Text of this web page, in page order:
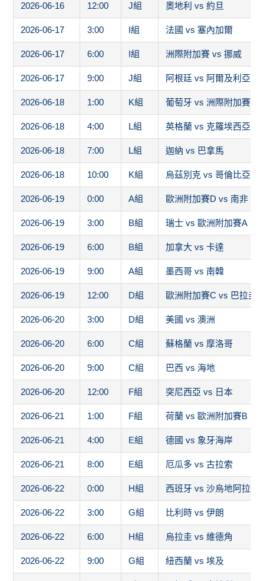
2026-06-16 12:00 J組 奧地利 vs 約旦
2026-06-17 3:00 I組 法國 vs 塞內加爾
2026-06-17 6:00 I組 洲際附加賽 vs 挪威
2026-06-17 9:00 J組 阿根廷 vs 阿爾及利亞
2026-06-18 1:00 K組 葡萄牙 vs 洲際附加賽1
2026-06-18 4:00 L組 英格蘭 vs 克羅埃西亞
2026-06-18 7:00 L組 迦納 vs 巴拿馬
2026-06-18 10:00 K組 烏茲別克 vs 哥倫比亞
2026-06-19 0:00 A組 歐洲附加賽D vs 南非
2026-06-19 3:00 B組 瑞士 vs 歐洲附加賽A
2026-06-19 6:00 B組 加拿大 vs 卡達
2026-06-19 9:00 A組 墨西哥 vs 南韓
2026-06-19 12:00 D組 歐洲附加賽C vs 巴拉圭
2026-06-20 3:00 D組 美國 vs 澳洲
2026-06-20 6:00 C組 蘇格蘭 vs 摩洛哥
2026-06-20 9:00 C組 巴西 vs 海地
2026-06-20 12:00 F組 突尼西亞 vs 日本
2026-06-21 1:00 F組 荷蘭 vs 歐洲附加賽B
2026-06-21 4:00 E組 德國 vs 象牙海岸
2026-06-21 8:00 E組 厄瓜多 vs 古拉索
2026-06-22 0:00 H組 西班牙 vs 沙烏地阿拉伯
2026-06-22 3:00 G組 比利時 vs 伊朗
2026-06-22 6:00 H組 烏拉圭 vs 維德角
2026-06-22 9:00 G組 紐西蘭 vs 埃及